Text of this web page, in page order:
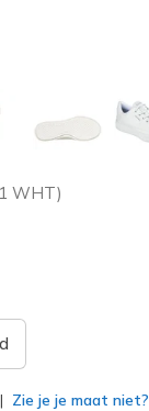
WHT)
Zie je je maat niet?